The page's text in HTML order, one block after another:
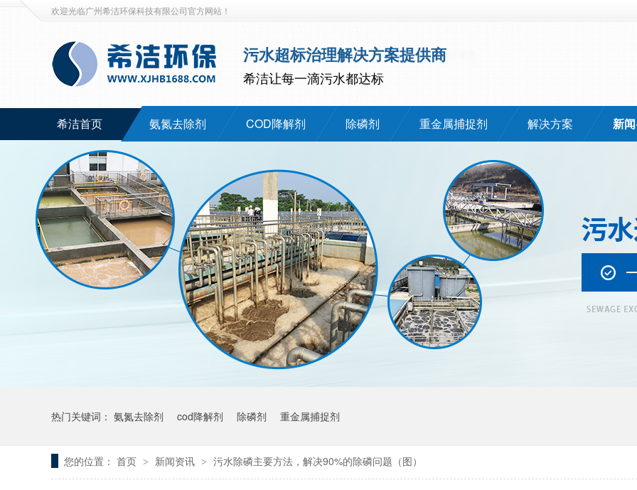
欢迎光临广州希洁环保科技有限公司官方网站！
污水超标治理解决方案提供商
希洁让每一滴污水都达标
希洁首页 氨氮去除剂 COD降解剂 除磷剂 重金属捕捉剂 解决方案 新
热门关键词： 氨氮去除剂 cod降解剂 除磷剂 重金属捕捉剂
您的位置： 首页 > 新闻资讯 > 污水除磷主要方法，解决90%的除磷问题（图）